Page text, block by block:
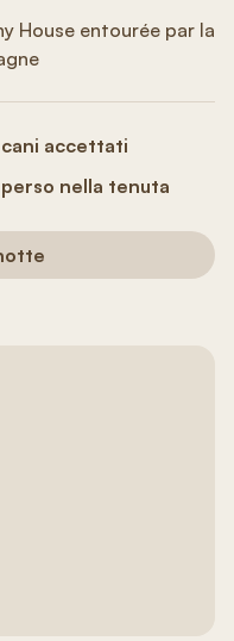
House entourée par la
cani accettati
perso nella tenuta